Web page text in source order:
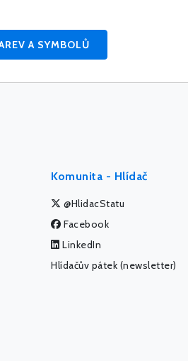
A SYMBOLŮ
Komunita - Hlídač
@HlidacStatu
Facebook
LinkedIn
Hlídačův pátek (newsletter)